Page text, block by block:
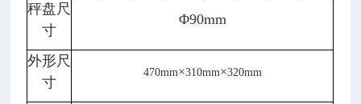
秤盘尺
寸
Φ90mm
外形尺
寸
470mm×310mm×320mm